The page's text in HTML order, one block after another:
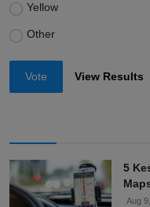
Yellow
Other
Vote View Results
5
Aug